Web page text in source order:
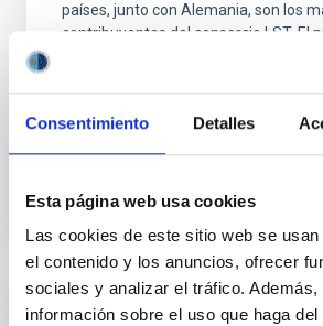
Consentimiento Detalles
Esta página web usa cookies
Las cookies de este sitio web se
el contenido y los anuncios, ofrecer
sociales y analizar el tráfico. Además,
información sobre el uso que haga
países, junto con Alemania, son los
contribuyentes del consorcio LST. El
(Large Size Telescope), de 23
será el mayor telescopio Cherenkov
NOTA DE PRENSA